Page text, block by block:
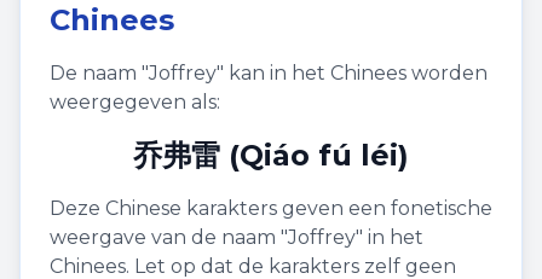
Chinees
De naam "Joffrey" kan in het Chinees worden
weergegeven als:
乔弗雷 (Qiáo fú léi)
Deze Chinese karakters geven een fonetische
weergave van de naam "Joffrey" in het
Chinees. Let op dat de karakters zelf geen